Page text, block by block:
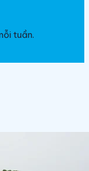
tuần.